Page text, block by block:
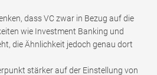
dass VC zwar in Bezug auf die
wie Investment Banking und
die Ähnlichkeit jedoch genau dort
stärker auf der Einstellung von